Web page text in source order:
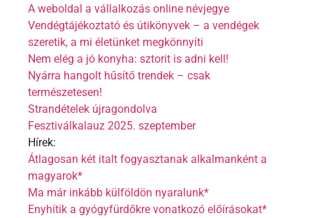
A weboldal a vállalkozás online névjegye
Vendégtájékoztató és útikönyvek – a vendégek
szeretik, a mi életünket megkönnyíti
Nem elég a jó konyha: sztorit is adni kell!
Nyárra hangolt hűsítő trendek – csak
természetesen!
Strandételek újragondolva
Fesztiválkalauz 2025. szeptember
Hírek:
Átlagosan két italt fogyasztanak alkalmanként a
magyarok*
Ma már inkább külföldön nyaralunk*
Enyhítik a gyógyfürdőkre vonatkozó előírásokat*